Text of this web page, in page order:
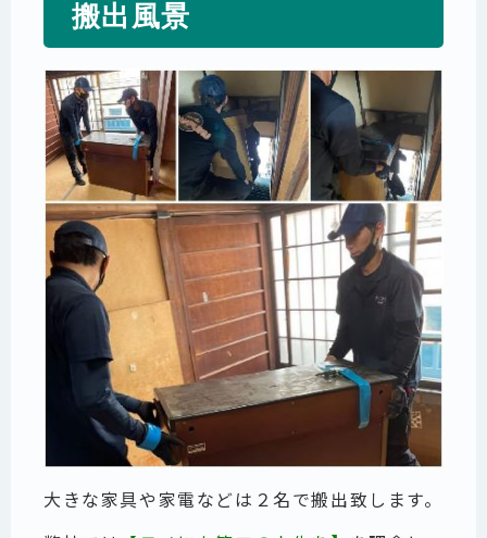
搬出風景
大きな家具や家電などは２名で搬出致します。